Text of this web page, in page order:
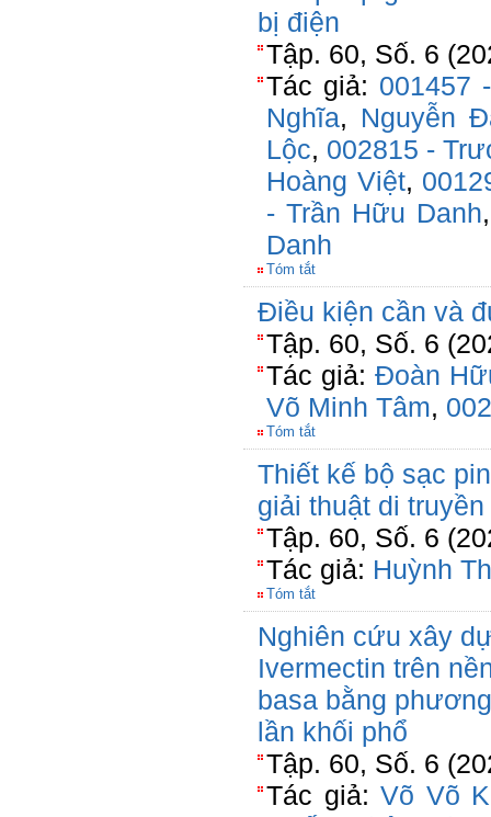
bị điện
Tập. 60, Số. 6
Tác giả: 001457
Nghĩa, Nguyễn
Lộc, 002815 -
Hoàng Việt,
- Trần Hữu Danh
Danh
Tóm tắt
Điều kiện cần và
Tập. 60, Số. 6
Tác giả: Đoàn
Võ Minh Tâm,
Tóm tắt
Thiết kế bộ sạc
giải thuật di truyền
Tập. 60, Số. 6
Tác giả: Huỳnh
Tóm tắt
Nghiên cứu xây
Ivermectin trên
basa bằng
lần khối phổ
Tập. 60, Số. 6
Tác giả: Võ Võ